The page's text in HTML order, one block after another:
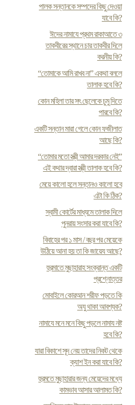
পালক সন্তানকে সম্পদের কিছু দেওয়া
যাবে কি?
ঈদের নামাযে প্রথম রাকাআতে ৩
তাকবীরের স্থানে চার তাকবীর দিলে
করনীয় কি?
“তোমাকে আমি রাখব না” একথা বললে
তালাক হবে কি?
কোন মহিলা তার সৎ ছেলেকে চুমু দিতে
পারবে কি?
একটি সন্তান মারা গেলে কোন ফজীলাত
আছে কি?
“তোমার মতো স্ত্রী আমার দরকার নেই”
এই কথার দ্বারা স্ত্রী তালাক হবে কি?
মেয়ে কালো হলে সন্তানও কালো হবে
এটা কি ঠিক?
স্বামী কোর্টের মাধ্যমে তালাক দিলে
পুনরায় সংসার করা যাবে কি?
বিবাহের পর ১ মাস / বছর পর মেয়েকে
উঠিয়ে আনা হয় তা কি জায়েয আছে?
হুরমাতে মুছাহারাহ সংক্রান্ত একটি
প্রশ্নোত্তর
মোবাইলে কোরআন শরীফ পড়তে কি
অযু থাকা আবশ্যক?
নামাযে মনে মনে কিছু পড়লে নামায নষ্ট
হবে কি?
যারা বিকাশে সূদ নেয় তাদের নিকট থেকে
ক্যাশ ইন করা যাবে কি?
হুরমতে মুছাহারার জন্য মেয়েদের মধ্যে
কামভাব আসার আলামত কি?